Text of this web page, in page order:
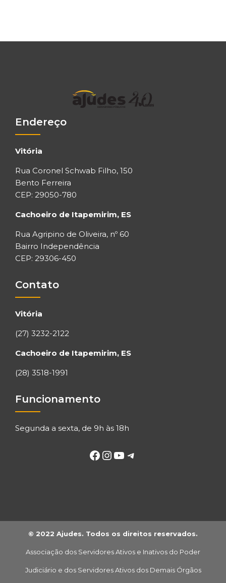
Endereço
Vitória
Rua Coronel Schwab Filho, 150
Bento Ferreira
CEP: 29050-780
Cachoeiro de Itapemirim, ES
Rua Agripino de Oliveira, nº 60
Bairro Independência
CEP: 29306-450
Contato
Vitória
(27) 3232-2122
Cachoeiro de Itapemirim, ES
(28) 3518-1991
Funcionamento
Segunda a sexta, de 9h às 18h
© 2022 Ajudes. Todos os direitos reservados.
Associação dos Servidores Ativos e Inativos do Poder
Judiciário e dos Servidores Ativos dos Demais Órgãos